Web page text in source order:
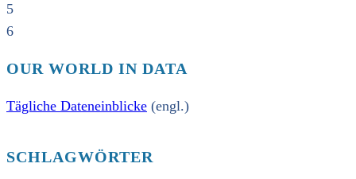
5
6
OUR WORLD IN DATA
Tägliche Dateneinblicke (engl.)
SCHLAGWÖRTER